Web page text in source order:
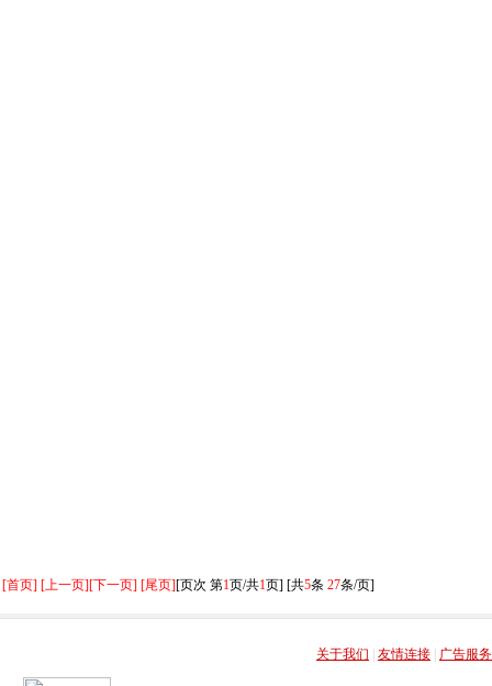
[首页] [上一页][下一页] [尾页][页次 第1页/共1页] [共5条 27条/页]
关于我们 友情连接 广告服务